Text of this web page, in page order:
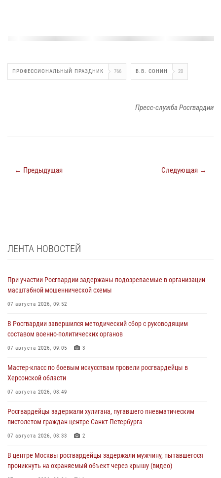
ПРОФЕССИОНАЛЬНЫЙ ПРАЗДНИК 766 В.В. СОНИН 20
Пресс-служба Росгвардии
← Предыдущая Следующая →
ЛЕНТА НОВОСТЕЙ
При участии Росгвардии задержаны подозреваемые в организации
масштабной мошеннической схемы
07 августа 2026, 09:52
В Росгвардии завершился методический сбор с руководящим
составом военно-политических органов
07 августа 2026, 09:05 3
Мастер-класс по боевым искусствам провели росгвардейцы в
Херсонской области
07 августа 2026, 08:49
Росгвардейцы задержали хулигана, пугавшего пневматическим
пистолетом граждан центре Санкт-Петербурга
07 августа 2026, 08:33 2
В центре Москвы росгвардейцы задержали мужчину, пытавшегося
проникнуть на охраняемый объект через крышу (видео)